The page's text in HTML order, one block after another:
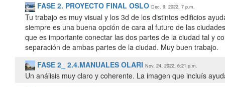
FASE 2. PROYECTO FINAL OSLO Dec. 9, 2022, 7 p.m.
Tu trabajo es muy visual y los 3d de los distintos edificios
siempre es una buena opción de cara al futuro de las
que es importante conectar las dos partes de la ciudad tal y
FASE 2_ 2.4.MANUALES OLARI Nov. 24, 2022, 6:21 p.m.
Un análisis muy claro y coherente. La imagen que incluís